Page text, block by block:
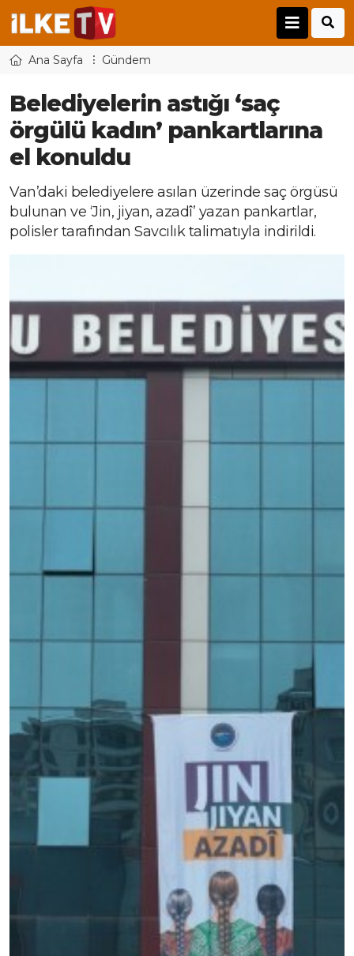
Ana Sayfa Gündem
Belediyelerin astığı ‘saç
örgülü kadın’ pankartlarına
el konuldu
Van’daki belediyelere asılan üzerinde saç örgüsü
bulunan ve ‘Jin, jiyan, azadî’ yazan pankartlar,
polisler tarafından Savcılık talimatıyla indirildi.